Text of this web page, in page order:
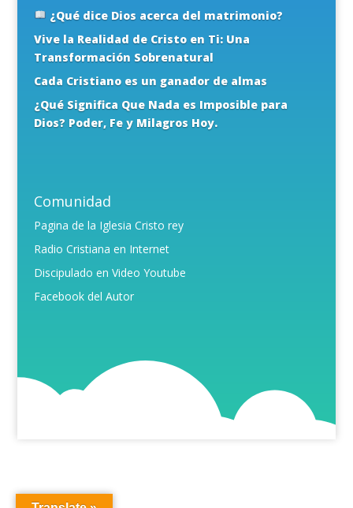
¿Qué dice Dios acerca del matrimonio?
Vive la Realidad de Cristo en Ti: Una
Transformación Sobrenatural
Cada Cristiano es un ganador de almas
¿Qué Significa Que Nada es Imposible para
Dios? Poder, Fe y Milagros Hoy.
Comunidad
Pagina de la Iglesia Cristo rey
Radio Cristiana en Internet
Discipulado en Video Youtube
Facebook del Autor